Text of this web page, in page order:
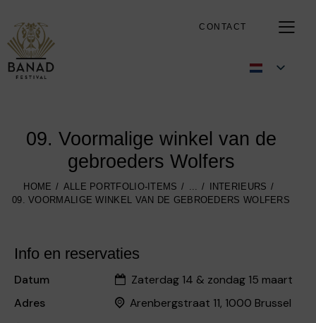
CONTACT
09. Voormalige winkel van de
gebroeders Wolfers
HOME ALLE PORTFOLIO-ITEMS
INTERIEURS
09. VOORMALIGE WINKEL VAN DE GEBROEDERS WOLFERS
Info en reservaties
Datum
Zaterdag 14 & zondag 15 maart
Adres
Arenbergstraat 11, 1000 Brussel